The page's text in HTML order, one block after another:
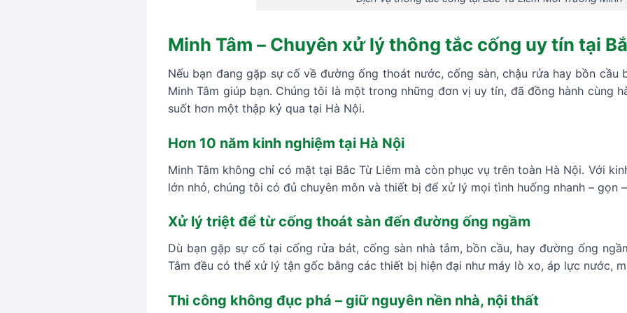
Minh Tâm – Chuyên xử lý thông tắc cống uy tín tại
Nếu bạn đang gặp sự cố về đường ống thoát nước, cống sàn, chậu rửa hay bồn cầu
Minh Tâm giúp bạn. Chúng tôi là một trong những đơn vị uy tín, đã đồng hành cùng
suốt hơn một thập kỷ qua tại Hà Nội.
Hơn 10 năm kinh nghiệm tại Hà Nội
Minh Tâm không chỉ có mặt tại Bắc Từ Liêm mà còn phục vụ trên toàn Hà Nội. Với
lớn nhỏ, chúng tôi có đủ chuyên môn và thiết bị để xử lý mọi tình huống nhanh – gọn
Xử lý triệt để từ cống thoát sàn đến đường ống ngầm
Dù bạn gặp sự cố tại cống rửa bát, cống sàn nhà tắm, bồn cầu, hay đường ống
Tâm đều có thể xử lý tận gốc bằng các thiết bị hiện đại như máy lò xo, áp lực nước,
Thi công không đục phá – giữ nguyên nền nhà, nội thất